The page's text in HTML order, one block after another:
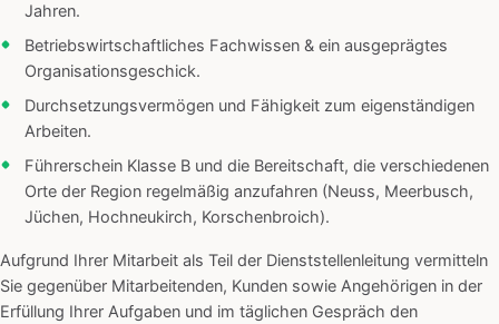
Jahren.
Betriebswirtschaftliches Fachwissen & ein ausgeprägtes
Organisationsgeschick.
Durchsetzungsvermögen und Fähigkeit zum eigenständigen
Arbeiten.
Führerschein Klasse B und die Bereitschaft, die verschiedenen
Orte der Region regelmäßig anzufahren (Neuss, Meerbusch,
Jüchen, Hochneukirch, Korschenbroich).
Aufgrund Ihrer Mitarbeit als Teil der Dienststellenleitung vermitteln
Sie gegenüber Mitarbeitenden, Kunden sowie Angehörigen in der
Erfüllung Ihrer Aufgaben und im täglichen Gespräch den